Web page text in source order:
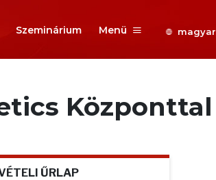
Szeminárium Menü magyar
Központtal
ŰRLAP